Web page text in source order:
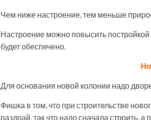
Чем ниже настроение, тем меньше
Настроение можно повысить постройкой
будет обеспечено.
Для основания новой колонии надо
Фишка в том, что при строительстве
раздрай, так что надо сначала строить,